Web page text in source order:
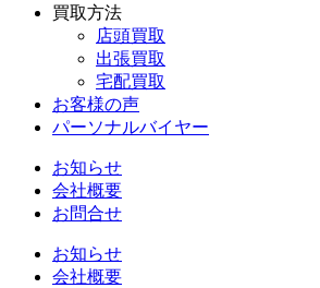
買取方法
店頭買取
出張買取
宅配買取
お客様の声
パーソナルバイヤー
お知らせ
会社概要
お問合せ
お知らせ
会社概要